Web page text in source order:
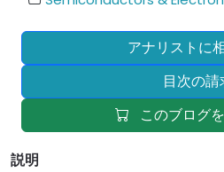
アナリストに
目次の請
このブログ
説明